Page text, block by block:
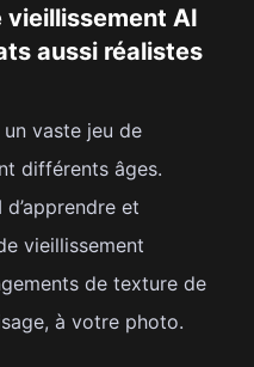
vieillissement AI
aussi réalistes
vaste jeu de
différents âges.
et
vieillissement
de texture de
à votre photo.